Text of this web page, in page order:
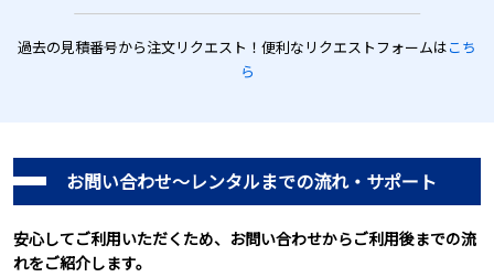
過去の見積番号から注文リクエスト！便利なリクエストフォームはこち
ら
お問い合わせ～レンタルまでの流れ・サポート
安心してご利用いただくため、お問い合わせからご利用後までの流
れをご紹介します。